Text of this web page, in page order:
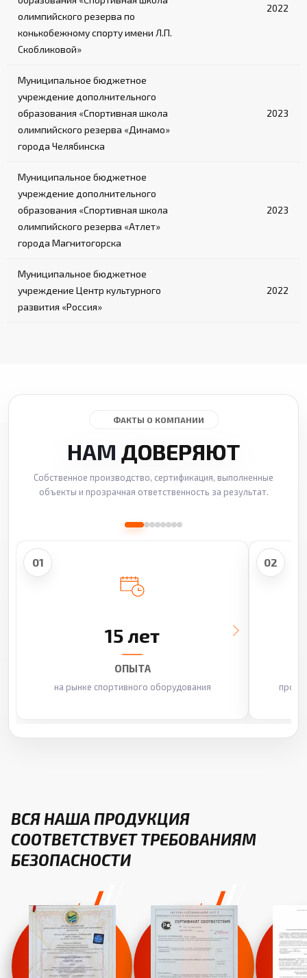
олимпийского резерва по
конькобежному спорту имени Л.П.
Скобликовой»
2022
Муниципальное бюджетное
учреждение дополнительного
образования «Спортивная школа
олимпийского резерва «Динамо»
города Челябинска
2023
Муниципальное бюджетное
учреждение дополнительного
образования «Спортивная школа
олимпийского резерва «Атлет»
города Магнитогорска
2023
Муниципальное бюджетное
учреждение Центр культурного
развития «Россия»
2022
ФАКТЫ О КОМПАНИИ
НАМ ДОВЕРЯЮТ
Собственное производство, сертификация, выполненные
объекты и прозрачная ответственность за результат.
01
15 лет
ОПЫТА
на рынке спортивного оборудования
02
ВСЯ НАША ПРОДУКЦИЯ
СООТВЕТСТВУЕТ ТРЕБОВАНИЯМ
БЕЗОПАСНОСТИ